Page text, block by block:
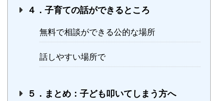
４．子育ての話ができるところ
無料で相談ができる公的な場所
話しやすい場所で
５．まとめ：子ども叩いてしまう方へ